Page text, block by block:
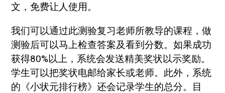
文，免费让人使用。
我们可以通过此测验复习老师所教导的课程，做
测验后可以马上检查答案及看到分数。如果成功
获得80%以上，系统会发送精美奖状以示奖励。
学生可以把奖状电邮给家长或老师。此外，系统
的《小状元排行榜》还会记录学生的总分。目